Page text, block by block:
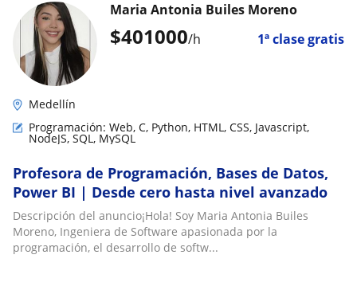
$401000/h 1ª clase gratis
Maria Antonia Builes Moreno
Medellín
Programación: Web, C, Python, HTML, CSS, Javascript,
NodeJS, SQL, MySQL
Profesora de Programación, Bases de Datos,
Power BI | Desde cero hasta nivel avanzado
Descripción del anuncio¡Hola! Soy Maria Antonia Builes
Moreno, Ingeniera de Software apasionada por la
programación, el desarrollo de softw...